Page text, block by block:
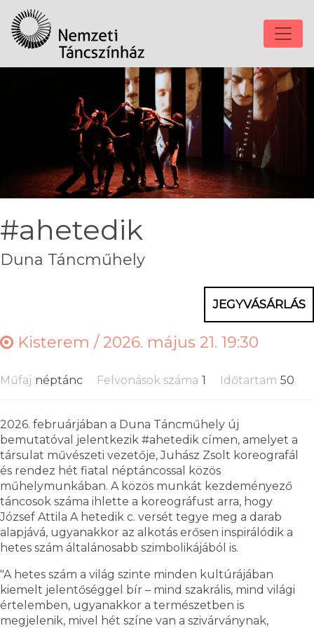
#ahetedik
Duna Táncműhely
JEGYVÁSÁRLÁS
Kisterem /2026. május 21. 19:30
Műfaj néptánc Felvonások száma 1 Időtartam 50
2026. februárjában a Duna Táncműhely új
bemutatóval jelentkezik #ahetedik címen, amelyet a
társulat művészeti vezetője, Juhász Zsolt koreografál
és rendez hét fiatal néptáncossal közös
műhelymunkában. A közös munkát kezdeményező
táncosok száma ihlette a koreográfust arra, hogy
József Attila A hetedik c. versét tegye meg a darab
alapjává, ugyanakkor az alkotás erősen inspirálódik a
hetes szám általánosabb szimbolikájából is.
"A hetes szám a világ szinte minden kultúrájában
kiemelt jelentőséggel bír – mind szakrális, mind világi
értelemben, ugyanakkor a természetben is
megjelenik, mivel hét színe van a szivárványnak,